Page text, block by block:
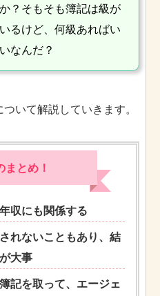
？そもそも簿記は級が
るけど、何級あればい
なんだ？
いて解説していきます。
まとめ！
収にも関係する
れないこともあり、結
大事
記を取って、エージェ